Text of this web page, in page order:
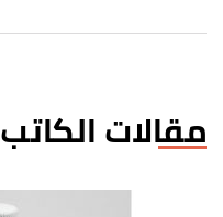
مقالات الكاتب